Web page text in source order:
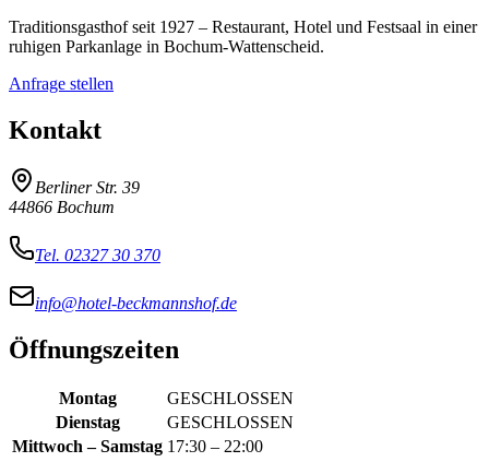
Traditionsgasthof seit 1927 – Restaurant, Hotel und Festsaal in einer
ruhigen Parkanlage in Bochum-Wattenscheid.
Anfrage stellen
Kontakt
Berliner Str. 39
44866 Bochum
Tel. 02327 30 370
info@hotel-beckmannshof.de
Öffnungszeiten
Montag
GESCHLOSSEN
Dienstag
GESCHLOSSEN
Mittwoch – Samstag 17:30 – 22:00